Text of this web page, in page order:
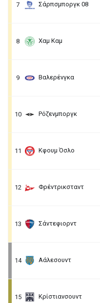
7 Σάρπσμποργκ 08
8 Χαμ Καμ
9 Βαλερένγκα
10 Ρόζενμποργκ
11 Κφουμ Όσλο
12 Φρέντρικσταντ
13 Σάντεφιορντ
14 Αάλεσουντ
15 Κρίστιανσουντ